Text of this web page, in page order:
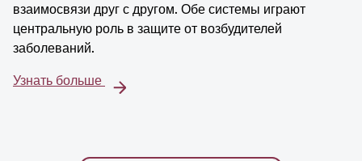
взаимосвязи друг с другом. Обе системы играют
центральную роль в защите от возбудителей
заболеваний.
Узнать больше